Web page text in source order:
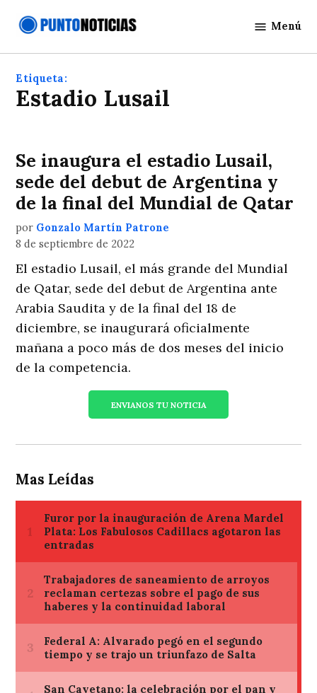
Noticias
Menú
Etiqueta:
Estadio Lusail
Se inaugura el estadio Lusail,
sede del debut de Argentina y
de la final del Mundial de Qatar
por Gonzalo Martín Patrone
8 de septiembre de 2022
El estadio Lusail, el más grande del Mundial
de Qatar, sede del debut de Argentina ante
Arabia Saudita y de la final del 18 de
diciembre, se inaugurará oficialmente
mañana a poco más de dos meses del inicio
de la competencia.
ENVIANOS TU NOTICIA
Mas Leídas